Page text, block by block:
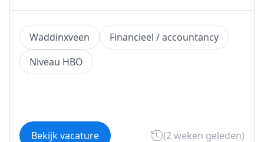
Waddinxveen
Financieel / accountancy
Niveau HBO
Bekijk vacature (2 weken geleden)